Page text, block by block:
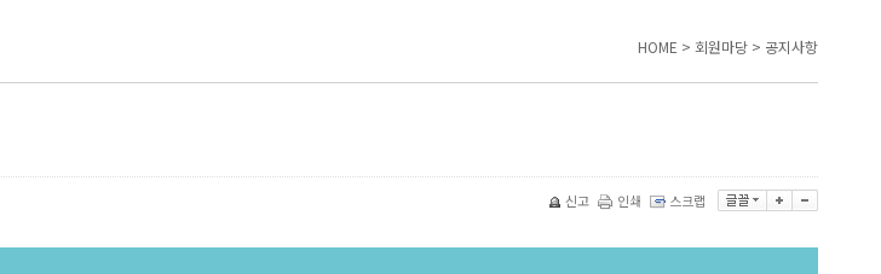
HOME > 회원마당 > 공지사항
신고 인쇄 스크랩